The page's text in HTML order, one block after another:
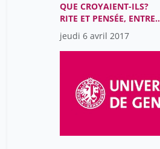
QUE CROYAIENT-ILS?
RITE ET PENSÉE, ENTRE
MÉDITERRANÉE
ANTIQUE, CHINE
ANCIENNE ET JAPON
jeudi 6 avril 2017